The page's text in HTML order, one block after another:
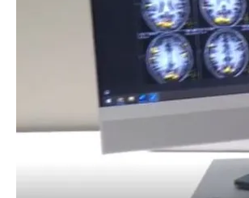
patologías?
Compartir
Según la Sociedad
personas en España
neurodegenerativas